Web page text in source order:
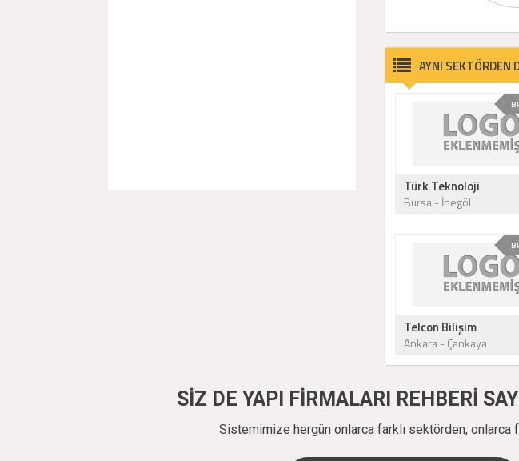
AYNI SEKTÖRDEN
Türk Teknoloji
Bursa - İnegöl
Telcon Bilişim
Ankara - Çankaya
SİZ DE YAPI FİRMALARI REHBERİ
Sistemimize hergün onlarca farklı sektörden, onlarca